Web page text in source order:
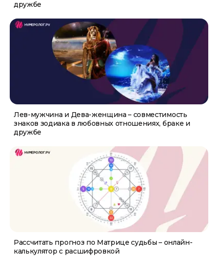
дружбе
Лев-мужчина и Дева-женщина – совместимость
знаков зодиака в любовных отношениях, браке и
дружбе
Рассчитать прогноз по Матрице судьбы – онлайн-
калькулятор с расшифровкой